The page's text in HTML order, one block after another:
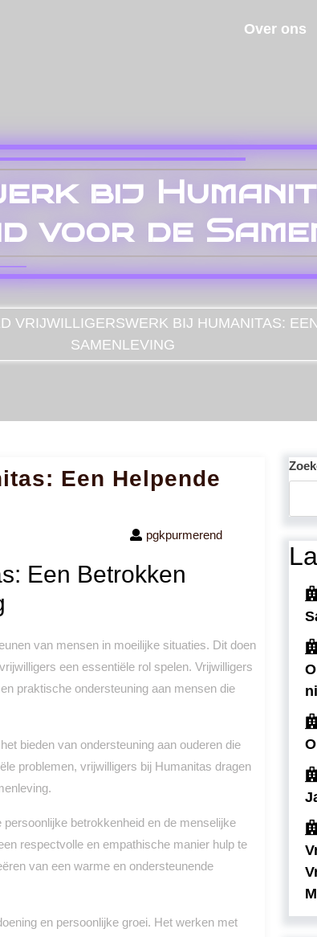
Over ons
bij
voor de
VRIJWILLIGERSWERK BIJ HUMANITAS:
SAMENLEVING
Een Helpende
pgkpurmerend
Een Betrokken
van mensen in moeilijke situaties. Dit doen
een essentiële rol spelen. Vrijwilligers
praktische ondersteuning aan mensen die
bieden van ondersteuning aan ouderen die
problemen, vrijwilligers bij Humanitas dragen
betrokkenheid en de menselijke
respectvolle en empathische manier hulp te
van een warme en ondersteunende
en persoonlijke groei. Het werken met